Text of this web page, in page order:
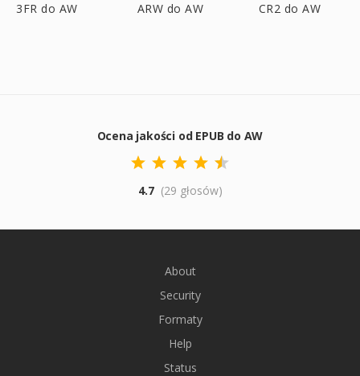
3FR do AW ARW do AW CR2 do AW
Ocena jakości od EPUB do AW
4.7 (29 głosów)
About
Security
Formaty
Help
Status